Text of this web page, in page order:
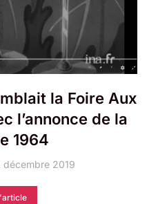
la Foire Aux
l’annonce de la
1964
décembre 2019